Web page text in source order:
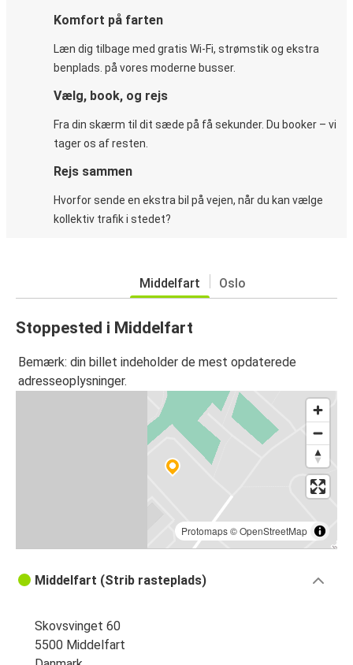
Komfort på farten
Læn dig tilbage med gratis Wi-Fi, strømstik og ekstra
benplads. på vores moderne busser.
Vælg, book, og rejs
Fra din skærm til dit sæde på få sekunder. Du booker – vi
tager os af resten.
Rejs sammen
Hvorfor sende en ekstra bil på vejen, når du kan vælge
kollektiv trafik i stedet?
Middelfart Oslo
Stoppested i Middelfart
Bemærk: din billet indeholder de mest opdaterede
adresseoplysninger.
Protomaps©OpenStreetMap
Middelfart (Strib rasteplads)
Skovsvinget 60
5500 Middelfart